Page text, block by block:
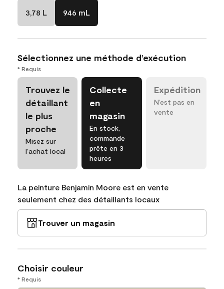
3,78 L 946 mL
Sélectionnez une méthode d’exécution
* Requis
Trouvez le
détaillant
le plus
proche
Misez sur
l’achat local
Collecte
en
magasin
En stock,
commande
prête en 3
heures
Expédition
N’est pas en
vente
La peinture Benjamin Moore est en vente
seulement chez des détaillants locaux
Trouver un magasin
Choisir couleur
* Requis